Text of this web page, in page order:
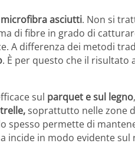
asciutti. Non si
di fibre in grado di
A differenza dei metodi
. È per questo che il
sul parquet e sul legno
soprattutto nelle zone
spesso permette di
incide in modo evidente sul